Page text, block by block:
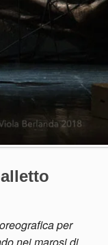
per